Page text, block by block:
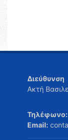
Διεύθυνση
Ακτή
Τηλέφωνο:
Email: